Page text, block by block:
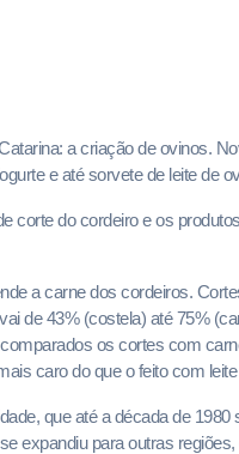
a criação de ovinos.
e até sorvete de leite de
corte do cordeiro e os produtos
a carne dos cordeiros.
de 43% (costela) até 75%
os cortes com
caro do que o feito com
que até a década de 1980
expandiu para outras